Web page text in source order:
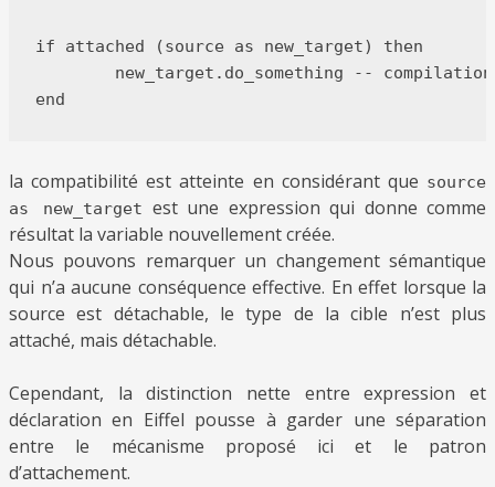
if attached (source as new_target) then
la compatibilité est atteinte en considérant que source
as new_target est une expression qui donne comme
résultat la variable nouvellement créée.
Nous pouvons remarquer un changement sémantique
qui n’a aucune conséquence effective. En effet lorsque la
source est détachable, le type de la cible n’est plus
attaché, mais détachable.
Cependant, la distinction nette entre expression et
déclaration en Eiffel pousse à garder une séparation
entre le mécanisme proposé ici et le patron
d’attachement.